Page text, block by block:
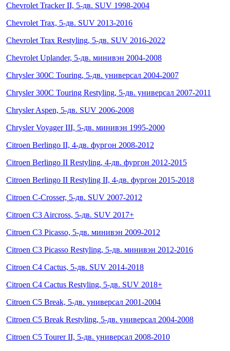
Chevrolet Tracker II, 5-дв. SUV 1998-2004
Chevrolet Trax, 5-дв. SUV 2013-2016
Chevrolet Trax Restyling, 5-дв. SUV 2016-2022
Chevrolet Uplander, 5-дв. минивэн 2004-2008
Chrysler 300C Touring, 5-дв. универсал 2004-2007
Chrysler 300C Touring Restyling, 5-дв. универсал 2007-2011
Chrysler Aspen, 5-дв. SUV 2006-2008
Chrysler Voyager III, 5-дв. минивэн 1995-2000
Citroen Berlingo II, 4-дв. фургон 2008-2012
Citroen Berlingo II Restyling, 4-дв. фургон 2012-2015
Citroen Berlingo II Restyling II, 4-дв. фургон 2015-2018
Citroen C-Crosser, 5-дв. SUV 2007-2012
Citroen C3 Aircross, 5-дв. SUV 2017+
Citroen C3 Picasso, 5-дв. минивэн 2009-2012
Citroen C3 Picasso Restyling, 5-дв. минивэн 2012-2016
Citroen C4 Cactus, 5-дв. SUV 2014-2018
Citroen C4 Cactus Restyling, 5-дв. SUV 2018+
Citroen C5 Break, 5-дв. универсал 2001-2004
Citroen C5 Break Restyling, 5-дв. универсал 2004-2008
Citroen C5 Tourer II, 5-дв. универсал 2008-2010